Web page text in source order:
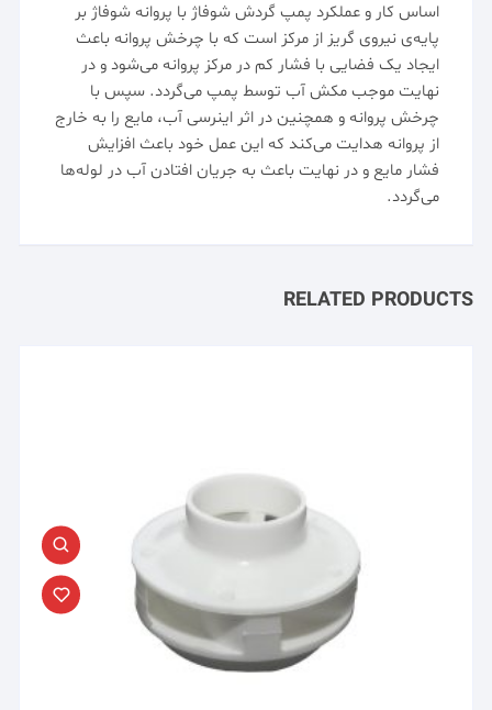
اساس کار و عملکرد پمپ گردش شوفاژ با پروانه شوفاژ بر
پایه‌ی نیروی گریز از مرکز است که با چرخش پروانه باعث
ایجاد یک فضایی با فشار کم در مرکز پروانه می‌شود و در
نهایت موجب مکش آب توسط پمپ می‌گردد. سپس با
چرخش پروانه و همچنین در اثر اینرسی آب، مایع را به خارج
از پروانه هدایت می‌کند که این عمل خود باعث افزایش
فشار مایع و در نهایت باعث به جریان افتادن آب در لوله‌ها
می‌گردد.
RELATED PRODUCTS